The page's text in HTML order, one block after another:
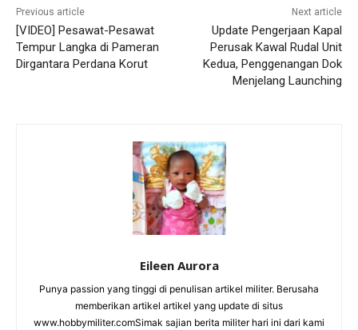
Previous article
[VIDEO] Pesawat-Pesawat
Tempur Langka di Pameran
Dirgantara Perdana Korut
Next article
Update Pengerjaan Kapal
Perusak Kawal Rudal Unit
Kedua, Penggenangan Dok
Menjelang Launching
Eileen Aurora
Punya passion yang tinggi di penulisan artikel militer. Berusaha
memberikan artikel artikel yang update di situs
www.hobbymiliter.comSimak sajian berita militer hari ini dari kami